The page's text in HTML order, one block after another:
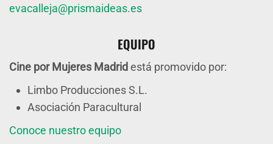
evacalleja@prismaideas.es
EQUIPO
Cine por Mujeres Madridestá promovido por:
Limbo Producciones S.L.
Asociación Paracultural
Conoce nuestro equipo